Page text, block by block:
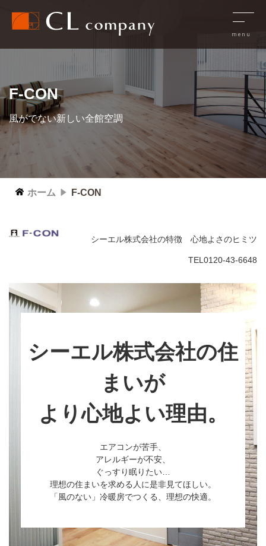
F-CON
風がでない新しい全館空調
ホーム F-CON
シーエル株式会社の特徴 心地よさのヒミツ
TEL0120-43-6648
シーエル株式会社の住
まいが
より心地よい理由。
エアコンが苦手、
アレルギーが不安、
ぐっすり眠りたい…
理想の住まいを求める人に是非見てほしい。
「風のない」冷暖房でつくる、 理想の快適。